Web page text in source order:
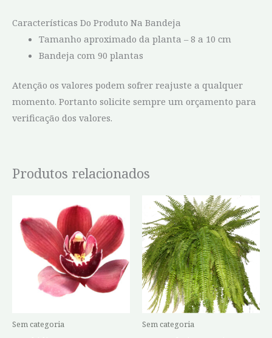
Características Do Produto Na Bandeja
Tamanho aproximado da planta – 8 a 10 cm
Bandeja com 90 plantas
Atenção os valores podem sofrer reajuste a qualquer
momento. Portanto solicite sempre um orçamento para
verificação dos valores.
Produtos relacionados
Sem categoria
de
preço:
R$2.00
através
R$3.50
produto
tem
várias
variantes.
Sem categoria